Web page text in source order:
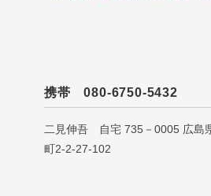
携帯 080-6750-5432
二見伸吾 自宅 735－0005 広島
町2-2-27-102